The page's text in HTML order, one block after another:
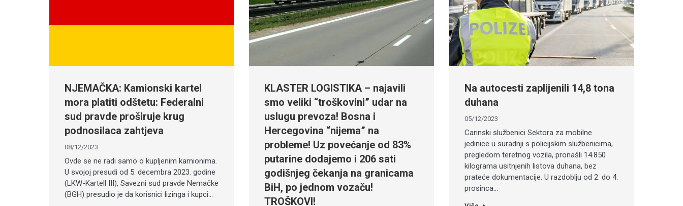
NJEMAČKA: Kamionski kartel
mora platiti odštetu: Federalni
sud pravde proširuje krug
podnosilaca zahtjeva
08/12/2023
Ovde se ne radi samo o kupljenim kamionima.
U svojoj presudi od 5. decembra 2023. godine
(LKW-Kartell III), Savezni sud pravde Nemačke
(BGH) presudio je da korisnici lizinga i kupci…
KLASTER LOGISTIKA – najavili
smo veliki “troškovini” udar na
uslugu prevoza! Bosna i
Hercegovina “nijema” na
probleme! Uz povećanje od 83%
putarine dodajemo i 206 sati
godišnjeg čekanja na granicama
BiH, po jednom vozaču!
TROŠKOVI!
Na autocesti zaplijenili 14,8 tona
duhana
05/12/2023
Carinski službenici Sektora za mobilne
jedinice u suradnji s policijskim službenicima,
pregledom teretnog vozila, pronašli 14.850
kilograma usitnjenih listova duhana, bez
prateće dokumentacije. U razdoblju od 2. do 4.
prosinca…